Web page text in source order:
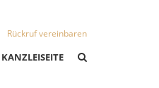
Rückruf vereinbaren